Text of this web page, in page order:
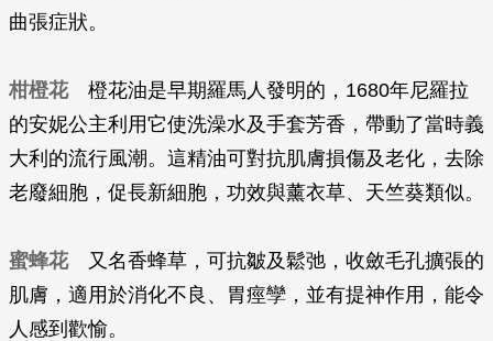
曲張症狀。
柑橙花橙花油是早期羅馬人發明的，1680年尼羅拉
的安妮公主利用它使洗澡水及手套芳香，帶動了當時義
大利的流行風潮。這精油可對抗肌膚損傷及老化，去除
老廢細胞，促長新細胞，功效與薰衣草、天竺葵類似。
蜜蜂花又名香蜂草，可抗皺及鬆弛，收斂毛孔擴張的
肌膚，適用於消化不良、胃痙孿，並有提神作用，能令
人感到歡愉。